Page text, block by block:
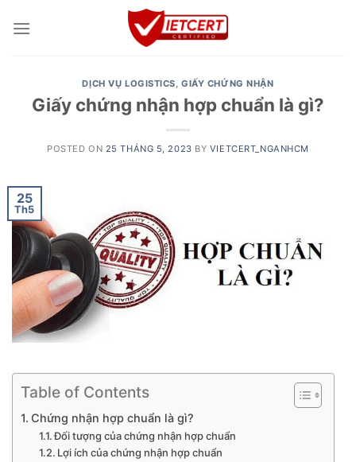
DỊCH VỤ LOGISTICS,GIẤY CHỨNG NHẬN
Giấy chứng nhận hợp chuẩn là gì?
POSTED ON 25 THÁNG 5, 2023 BY VIETCERT_NGANHCM
25
Th5
Table of Contents
Chứng nhận hợp chuẩn là gì?
Đối tượng của chứng nhận hợp chuẩn
Lợi ích của chứng nhận hợp chuẩn